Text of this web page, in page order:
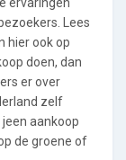
Lees
hier ook op
doen, dan
er over
zelf
aankoop
de groene of